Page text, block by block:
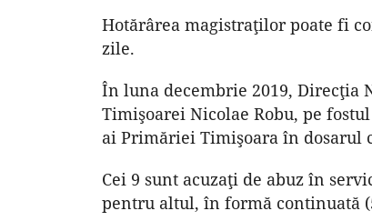
Hotărârea magistraţilor poate fi
zile.
În luna decembrie 2019,
Timişoarei Nicolae Robu, pe
ai Primăriei Timişoara în dosarul
Cei 9 sunt acuzaţi de abuz în
pentru altul, în formă continuată